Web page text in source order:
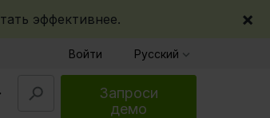
эффективнее. ×
Войти Русский
Запроси
демо